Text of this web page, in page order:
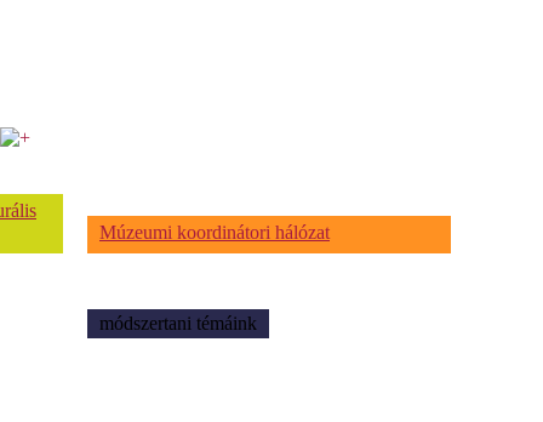
Múzeumi koordinátori hálózat
módszertani témáink